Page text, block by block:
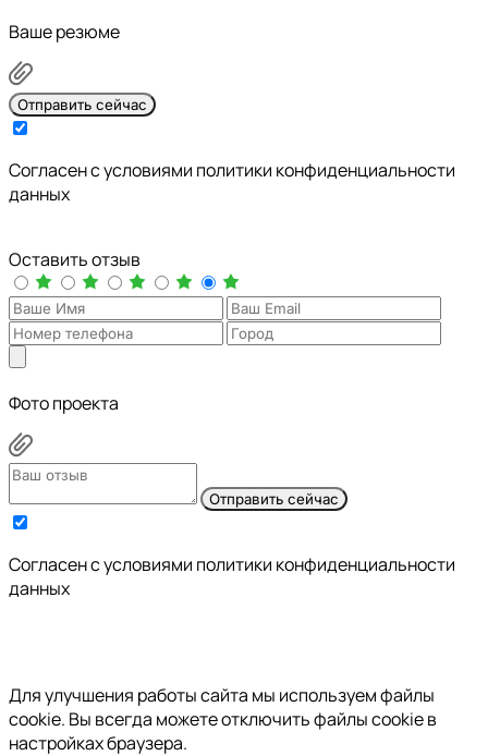
Ваше резюме
Отправить сейчас
Cогласен с условиями политики конфиденциальности
данных
Оставить отзыв
Фото проекта
Отправить сейчас
Cогласен с условиями политики конфиденциальности
данных
Для улучшения работы сайта мы используем файлы
cookie. Вы всегда можете отключить файлы cookie в
настройках браузера.